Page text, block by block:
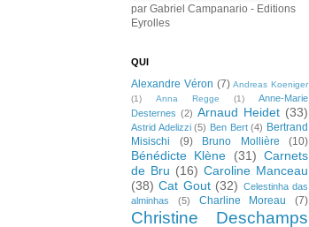
par Gabriel Campanario - Editions
Eyrolles
QUI
Alexandre Véron (7) Andreas Koeniger
(1)
Anna Regge (1)
Anne-Marie
Desternes (2) Arnaud Heidet (33)
Astrid Adelizzi (5) Ben Bert (4) Bertrand
Misischi
(9) Bruno Mollière (10)
Bénédicte Klène (31) Carnets
de Bru (16) Caroline Manceau
(38) Cat Gout (32) Celestinha das
alminhas
(5) Charline Moreau (7)
Christine Deschamps